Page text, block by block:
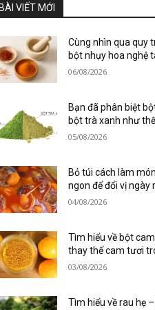
VIẾT MỚI
Cùng nhìn qua quy
bột nhụy hoa nghệ
06/08/2026
Bạn đã phân biệt
bột trà xanh như
05/08/2026
Bỏ túi cách làm
ngon để đổi vị ngày
04/08/2026
Tìm hiểu về bột
thay thế cam tươi
03/08/2026
Tìm hiểu về rau hẹ